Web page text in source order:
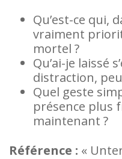
Qu’est-ce qui,
vraiment
mortel ?
Qu’ai-je laissé
distraction,
Quel geste
présence plus
maintenant ?
Référence : «